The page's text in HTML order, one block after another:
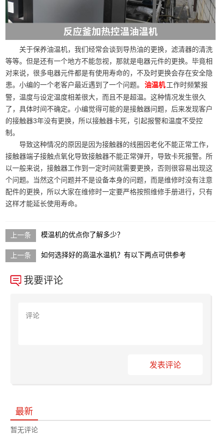
关于保养油温机，我们经常会谈到导热油的更换，滤清器的清洗
等等。但是还有一个地方不能忽视，那就是电器元件的更换。毕竟相
对来说，很多电器元件都是有使用寿命的，不及时更换会存在安全隐
患。小编的一个老客户最近遇到了一个问题。
油温机工作时频繁报
警，温度与设定温度相差很大，而且不是超温。这种情况发生很久
了，具体时间不确定。小编觉得可能的是接触器问题，后来发现客户
的接触器3年没有更换，所以接触器卡死，引起报警和温度不受控
制。
导致这种情况的原因是因为接触器的线圈因老化不能正常工作，
接触器端子接触点氧化导致接触器不能正常弹开，导致卡死报警。所
以一般来说，接触器工作到一定时间就需要更换，否则很容易出现这
个问题。当然这个问题并不是设备本身的问题，而是维修时没有注意
配件的更换，所以大家在维修时一定要严格按照维修手册进行，只有
这样才能延长使用寿命。
模温机的优点你了解多少？
如何选择好的高温水温机？有以下两点可供参考
我要评论
发表评论
最新
暂无评论